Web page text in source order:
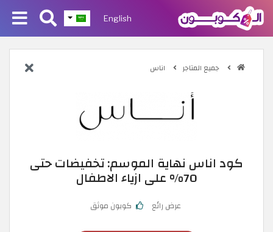
English
جميع المتاجر اناس
كود اناس نهاية الموسم: تخفيضات حتى
70% على ازياء الاطفال
عرض رائع كوبون موثق